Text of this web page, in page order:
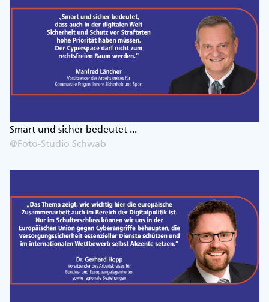
Smart und sicher bedeutet ...
@Foto-Studio Schwab